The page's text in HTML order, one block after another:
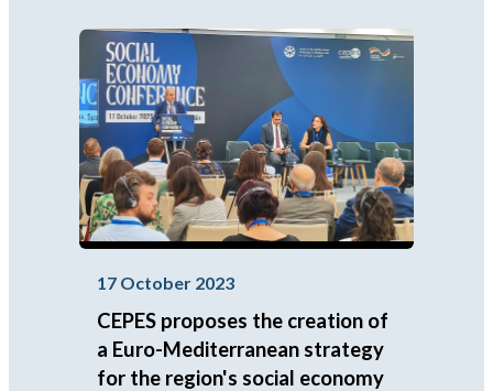
destruction.
17 October 2023
CEPES proposes the creation of
a Euro-Mediterranean strategy
for the region's social economy